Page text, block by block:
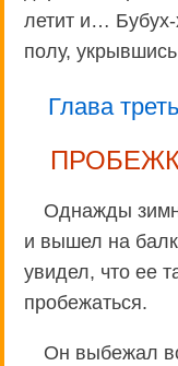
летит и…
полу,
Глава
Однажды
и вышел на
увидел, что ее
пробежаться.
Он выбежал